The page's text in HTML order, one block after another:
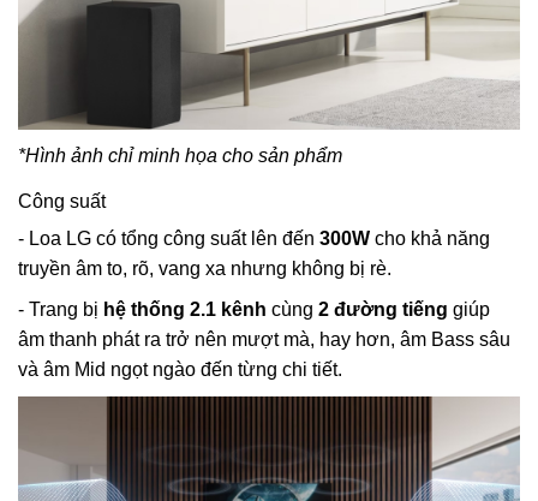
*Hình ảnh chỉ minh họa cho sản phẩm
Công suất
- Loa LG có tổng công suất lên đến 300W cho khả năng
truyền âm to, rõ, vang xa nhưng không bị rè.
- Trang bị hệ thống 2.1 kênh cùng 2 đường tiếng giúp
âm thanh phát ra trở nên mượt mà, hay hơn, âm Bass sâu
và âm Mid ngọt ngào đến từng chi tiết.